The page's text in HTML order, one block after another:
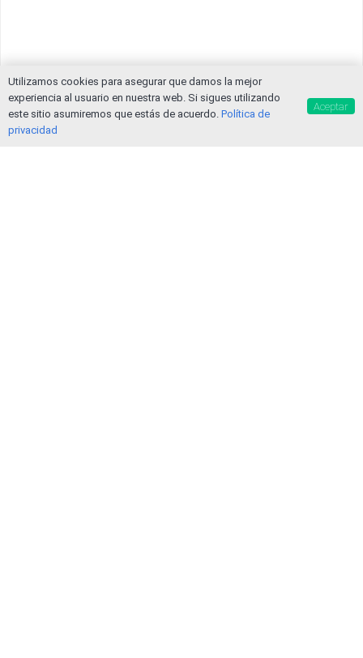
Utilizamos cookies para asegurar que damos la mejor
experiencia al usuario en nuestra web. Si sigues utilizando
este sitio asumiremos que estás de acuerdo. Política de
privacidad
Aceptar